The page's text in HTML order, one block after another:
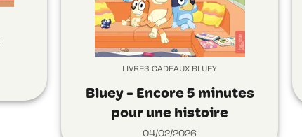
LIVRES CADEAUX BLUEY
Bluey - Encore 5 minutes
pour une histoire
04/02/2026